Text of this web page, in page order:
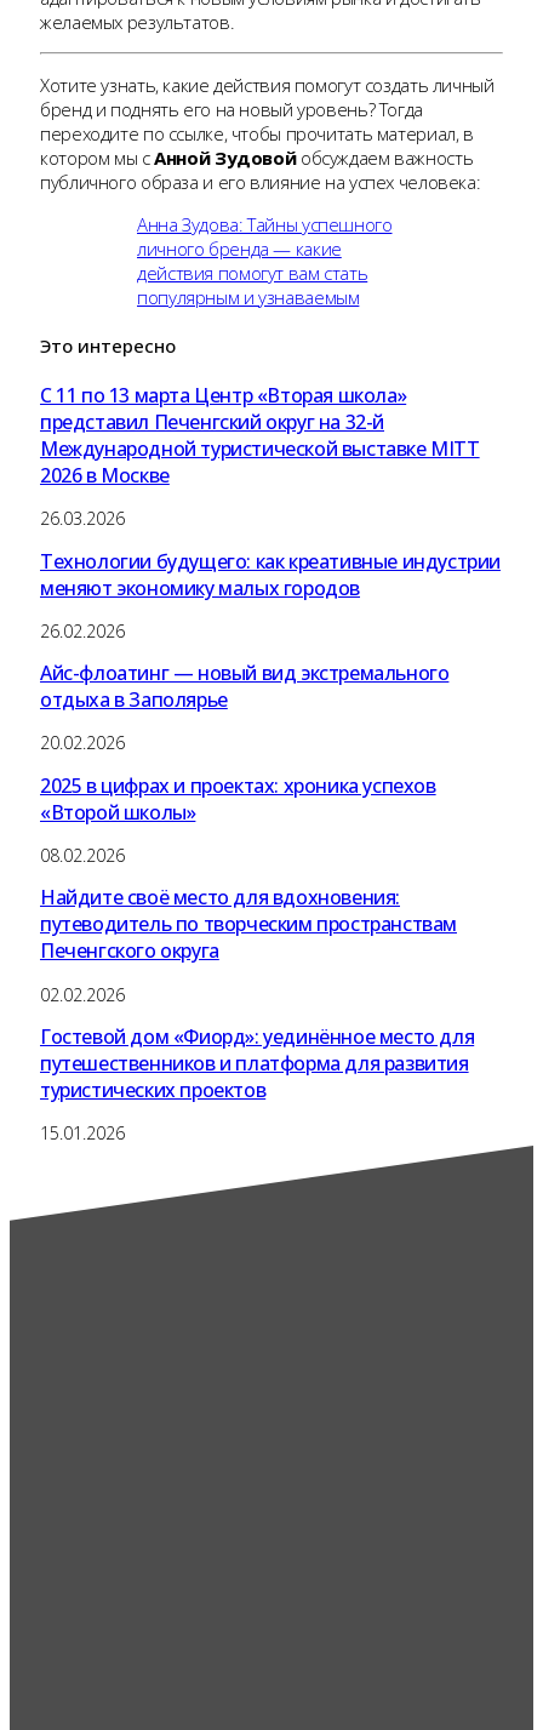
желаемых результатов.
Хотите узнать, какие действия помогут создать личный
бренд и поднять его на новый уровень? Тогда
переходите по ссылке, чтобы прочитать материал, в
котором мы сАнной Зудовойобсуждаем важность
публичного образа и его влияние на успех человека:
Анна Зудова: Тайны успешного
личного бренда — какие
действия помогут вам стать
популярным и узнаваемым
Это интересно
С 11 по 13 марта Центр «Вторая школа»
представил Печенгский округ на 32-й
Международной туристической выставке MITT
2026 в Москве
26.03.2026
Технологии будущего: как креативные индустрии
меняют экономику малых городов
26.02.2026
Айс-флоатинг — новый вид экстремального
отдыха в Заполярье
20.02.2026
2025 в цифрах и проектах: хроника успехов
«Второй школы»
08.02.2026
Найдите своё место для вдохновения:
путеводитель по творческим пространствам
Печенгского округа
02.02.2026
Гостевой дом «Фиорд»: уединённое место для
путешественников и платформа для развития
туристических проектов
15.01.2026